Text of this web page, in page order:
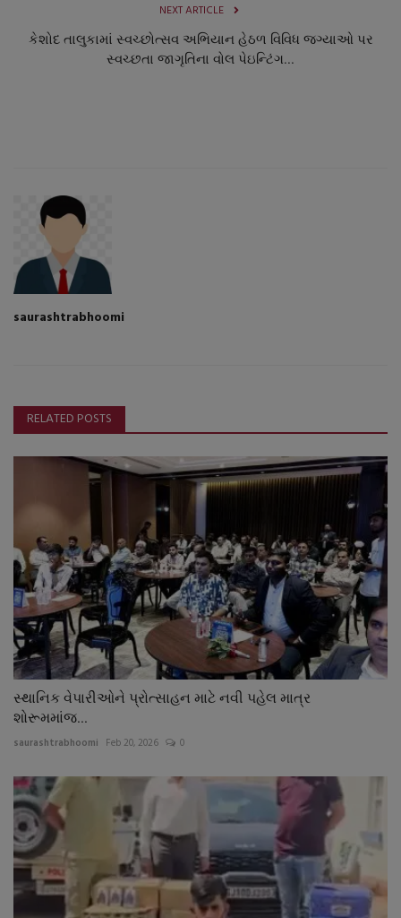
NEXT ARTICLE
કેશોદ તાલુકામાં સ્વચ્છોત્સવ અભિયાન હેઠળ વિવિધ જગ્યાઓ પર
સ્વચ્છતા જાગૃતિના વોલ પેઇન્ટિંગ...
saurashtrabhoomi
RELATED POSTS
સ્થાનિક વેપારીઓને પ્રોત્સાહન માટે નવી પહેલ માત્ર
શોરૂમમાંજ...
saurashtrabhoomi Feb 20, 2026 0